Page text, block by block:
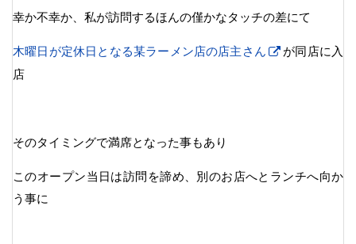
幸か不幸か、私が訪問するほんの僅かなタッチの差にて
木曜日が定休日となる某ラーメン店の店主さん
が同店に入
店
そのタイミングで満席となった事もあり
このオープン当日は訪問を諦め、別のお店へとランチへ向か
う事に